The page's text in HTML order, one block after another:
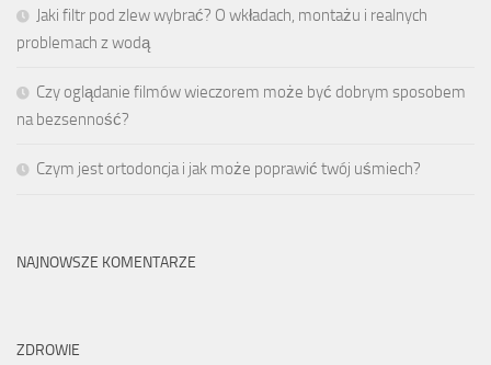
Jaki filtr pod zlew wybrać? O wkładach, montażu i realnych
problemach z wodą
Czy oglądanie filmów wieczorem może być dobrym sposobem
na bezsenność?
Czym jest ortodoncja i jak może poprawić twój uśmiech?
NAJNOWSZE KOMENTARZE
ZDROWIE